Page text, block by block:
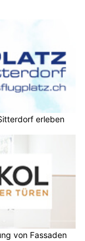
erleben
von Fassaden